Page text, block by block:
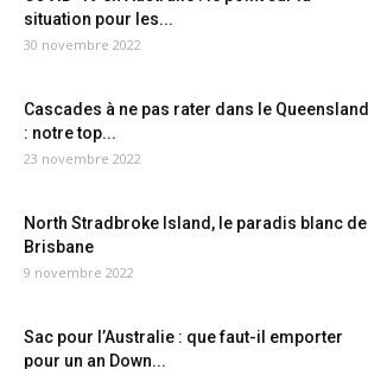
situation pour les...
30 novembre 2022
Cascades à ne pas rater dans le Queensland
: notre top...
23 novembre 2022
North Stradbroke Island, le paradis blanc de
Brisbane
9 novembre 2022
Sac pour l’Australie : que faut-il emporter
pour un an Down...